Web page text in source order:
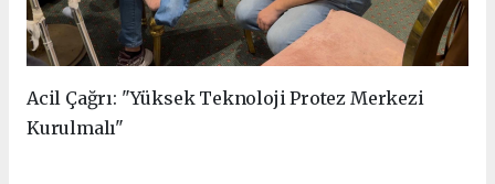
Acil Çağrı: "Yüksek Teknoloji Protez Merkezi
Kurulmalı"